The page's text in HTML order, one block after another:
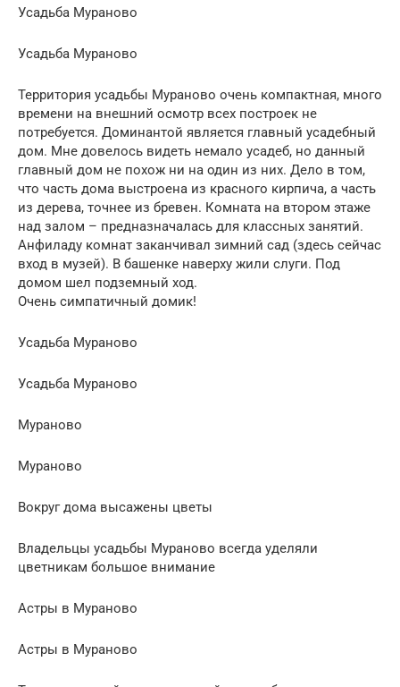
Усадьба Мураново
Усадьба Мураново
Территория усадьбы Мураново очень компактная, много
времени на внешний осмотр всех построек не
потребуется. Доминантой является главный усадебный
дом. Мне довелось видеть немало усадеб, но данный
главный дом не похож ни на один из них. Дело в том,
что часть дома выстроена из красного кирпича, а часть
из дерева, точнее из бревен. Комната на втором этаже
над залом – предназначалась для классных занятий.
Анфиладу комнат заканчивал зимний сад (здесь сейчас
вход в музей). В башенке наверху жили слуги. Под
домом шел подземный ход.
Очень симпатичный домик!
Усадьба Мураново
Усадьба Мураново
Мураново
Мураново
Вокруг дома высажены цветы
Владельцы усадьбы Мураново всегда уделяли
цветникам большое внимание
Астры в Мураново
Астры в Мураново